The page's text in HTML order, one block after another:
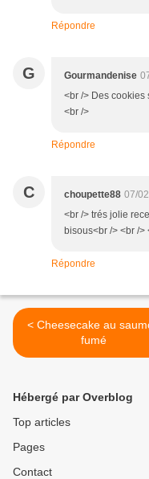
Répondre
G Gourmandenise
<br /> Des cookies
<br />
Répondre
C choupette88 07/
<br /> trés jolie
bisous<br /> <br />
Répondre
< Cheesecake au saumon
fumé
Hébergé par Overblog
Top articles
Pages
Contact